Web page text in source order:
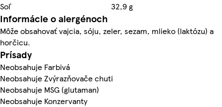
Soľ
32,9 g
Informácie o alergénoch
Môže obsahovať vajcia, sóju, zeler, sezam, mlieko (laktózu) a
horčicu.
Prísady
Neobsahuje Farbivá
Neobsahuje Zvýrazňovače chuti
Neobsahuje MSG (glutaman)
Neobsahuje Konzervanty